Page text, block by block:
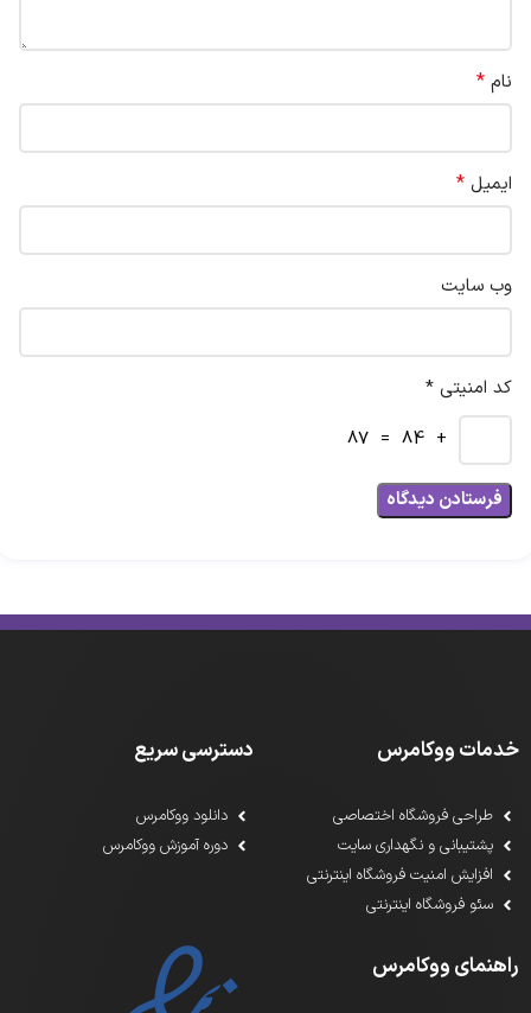
نام *
ایمیل *
وب‌ سایت
کد امنیتی *
+ 84 = 87
خدمات ووکامرس
طراحی فروشگاه اختصاصی
پشتیبانی و نگهداری سایت
افزایش امنیت فروشگاه اینترنتی
سئو فروشگاه اینترنتی
دسترسی سریع
دانلود ووکامرس
دوره آموزش ووکامرس
راهنمای ووکامرس